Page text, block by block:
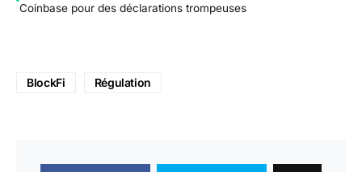
Coinbase pour des déclarations trompeuses
BlockFi Régulation